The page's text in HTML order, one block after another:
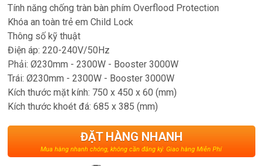
Tính năng chống tràn bàn phím Overflood Protection
Khóa an toàn trẻ em Child Lock
Thông số kỹ thuật
Điện áp: 220-240V/50Hz
Phải: Ø230mm - 2300W - Booster 3000W
Trái: Ø230mm - 2300W - Booster 3000W
Kích thước mặt kính: 750 x 450 x 60 (mm)
Kích thước khoét đá: 685 x 385 (mm)
ĐẶT HÀNG NHANH
Mua hàng nhanh chóng, không cần đăng ký. Giao hàng Miễn Phí